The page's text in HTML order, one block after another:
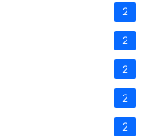
2
2
2
2
2